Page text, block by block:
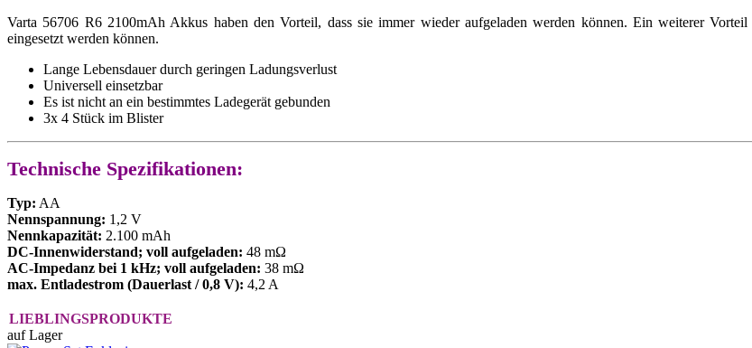
Varta 56706 R6 2100mAh Akkus haben den Vorteil, dass sie immer wieder aufgeladen werden können. Ein weiterer
eingesetzt werden können.
Lange Lebensdauer durch geringen Ladungsverlust
Universell einsetzbar
Es ist nicht an ein bestimmtes Ladegerät gebunden
3x 4 Stück im Blister
Technische Spezifikationen:
Typ: AA
Nennspannung: 1,2 V
Nennkapazität: 2.100 mAh
DC-Innenwiderstand; voll aufgeladen: 48 mΩ
AC-Impedanz bei 1 kHz; voll aufgeladen: 38 mΩ
max. Entladestrom (Dauerlast / 0,8 V): 4,2 A
LIEBLINGSPRODUKTE
auf Lager